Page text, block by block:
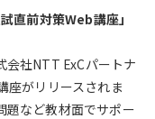
直前対策Web講座」
会社NTT ExCパートナ
座がリリースされま
題など教材面でサポー